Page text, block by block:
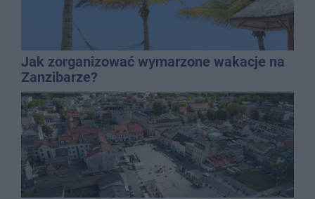
Jak zorganizować wymarzone wakacje na
Zanzibarze?